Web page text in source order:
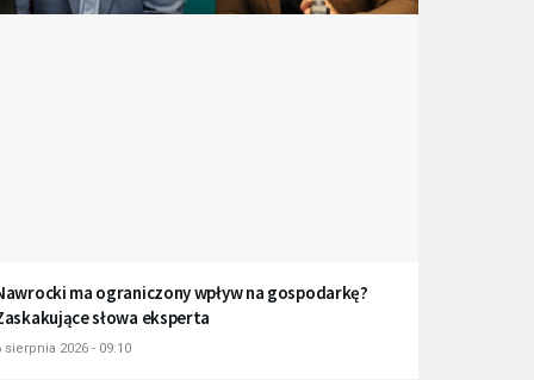
ma ograniczony wpływ na gospodarkę?
słowa eksperta
sierpnia 2026 - 09:10